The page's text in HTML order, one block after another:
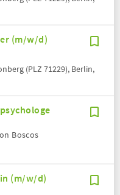
(m/w/d)
(PLZ 71229), Berlin,
Boscos
(m/w/d)